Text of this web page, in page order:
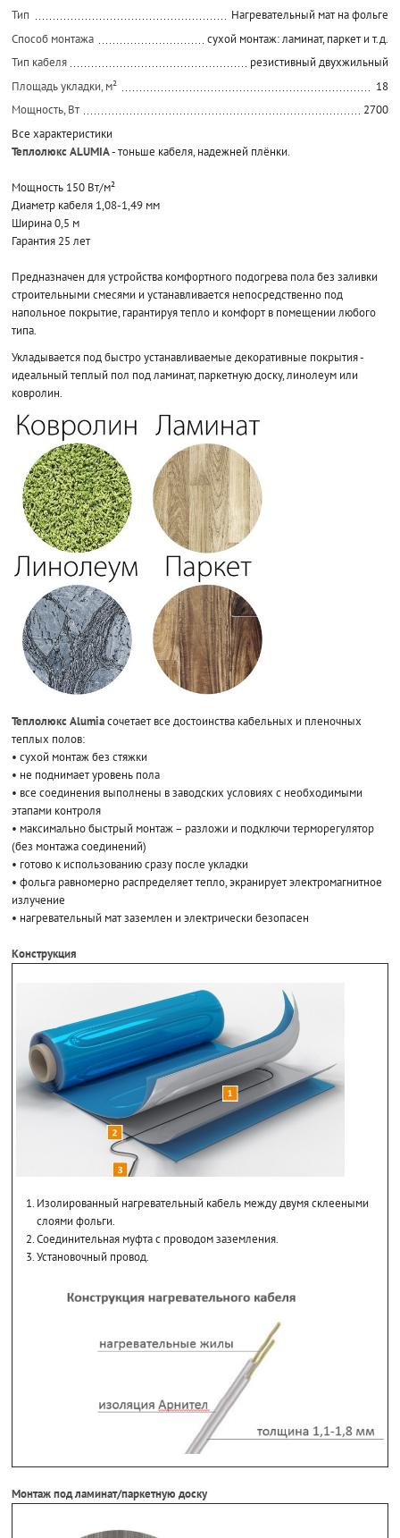
Тип
Нагревательный мат на фольге
Способ монтажа
сухой монтаж: ламинат, паркет и т.д.
Тип кабеля
резистивный двухжильный
Площадь укладки, м²
18
Мощность, Вт
2700
Все характеристики
Теплолюкс ALUMIA- тоньше кабеля, надежней плёнки.
Мощность 150 Вт/м²
Диаметр кабеля 1,08-1,49 мм
Ширина 0,5 м
Гарантия 25 лет
Предназначен для устройства комфортного подогрева пола без заливки
строительными смесями и устанавливается непосредственно под
напольное покрытие, гарантируя тепло и комфорт в помещении любого
типа.
Укладывается под быстро устанавливаемые декоративные покрытия -
идеальный теплый пол под ламинат, паркетную доску, линолеум или
ковролин.
Теплолюкс Alumiaсочетает все достоинства кабельных и пленочных
теплых полов:
• сухой монтаж без стяжки
• не поднимает уровень пола
• все соединения выполнены в заводских условиях с необходимыми
этапами контроля
• максимально быстрый монтаж – разложи и подключи терморегулятор
(без монтажа соединений)
• готово к использованию сразу после укладки
• фольга равномерно распределяет тепло, экранирует электромагнитное
излучение
• нагревательный мат заземлен и электрически безопасен
Конструкция
Изолированный нагревательный кабель между двумя склееными
слоями фольги.
Соединительная муфта с проводом заземления.
Установочный провод.
Монтаж под ламинат/паркетную доску